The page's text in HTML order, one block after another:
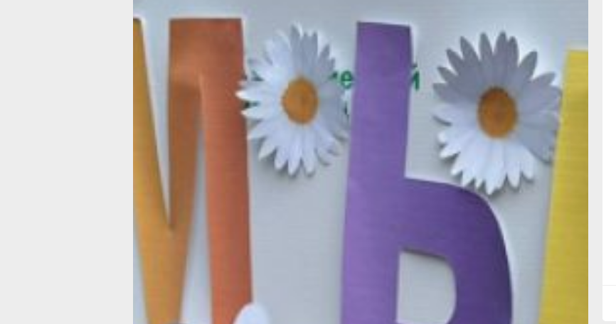
Чем же привлекают семейные МФЦ жителей?
Принцип таких учреждений строится на том,
что здесь оказывают разнообразные услуги
в режиме «одного окна», причем специалист
сопровождает семью до полного разрешения
проблемы. Также в учреждении прогнозируют
трудности, которые могут возникнуть у семьи
в будущем, и дают советы, как избежать их.
"Мы очень благодарны сотрудникам семейного
МФЦ, здесь нас поддержали и дали полезные
советы. Когда мы только обратились
за помощью, за нами закрепили специалиста,
который помогал нам до полного решения
нашей проблемы. На душе очень радостно
от того, что открываются такие центы, и теперь
можно не бегать за справками по разным
хабаровчанка Анна.
Президент России Владимир Путин объявил
2024 год Годом семьи. Поддержка